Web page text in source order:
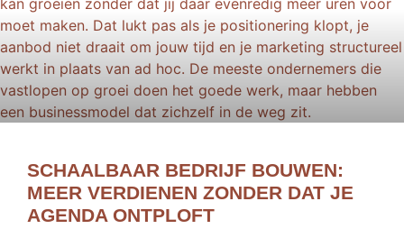
SCHAALBAAR BEDRIJF BOUWEN:
MEER VERDIENEN ZONDER DAT JE
AGENDA ONTPLOFT